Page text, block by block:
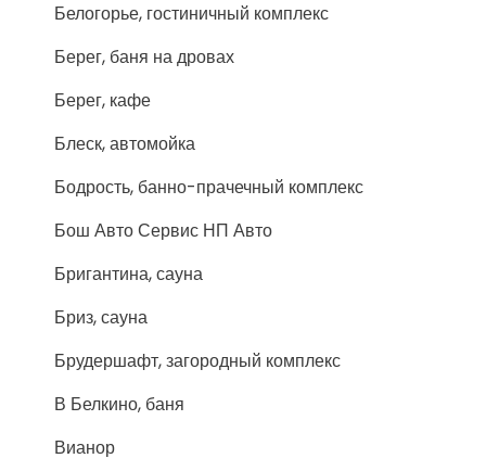
Белогорье, гостиничный комплекс
Берег, баня на дровах
Берег, кафе
Блеск, автомойка
Бодрость, банно-прачечный комплекс
Бош Авто Сервис НП Авто
Бригантина, сауна
Бриз, сауна
Брудершафт, загородный комплекс
В Белкино, баня
Вианор